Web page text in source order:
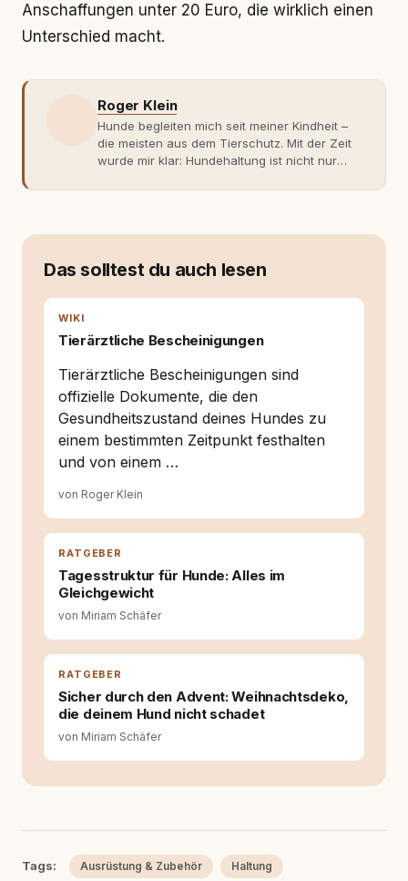
Anschaffungen unter 20 Euro, die wirklich einen
Unterschied macht.
Roger Klein
Hunde begleiten mich seit meiner Kindheit –
die meisten aus dem Tierschutz. Mit der Zeit
wurde mir klar: Hundehaltung ist nicht nur
Fachwissen. Der Wendepunkt kam mit meinem
moderner Hundeerziehung
entsteht echte Bindung dort, wo Verständnis
Entwicklung entstand rundum.dog – ein
Wissens- und Serviceportal für
Hundehalter:innen in Deutschland, Österreich
und der Schweiz. Meine Überzeugung:
Tierschutz beginnt mit Wissen. Wer seinen
Hund versteht, trifft bessere Entscheidungen –
für ein Zusammenleben, das beiden guttut.
Das solltest du auch lesen
WIKI
Tierärztliche Bescheinigungen
Tierärztliche Bescheinigungen sind
offizielle Dokumente, die den
Gesundheitszustand deines Hundes zu
einem bestimmten Zeitpunkt festhalten
und von einem …
von Roger Klein
RATGEBER
Tagesstruktur für Hunde: Alles im
Gleichgewicht
von Miriam Schäfer
RATGEBER
Sicher durch den Advent: Weihnachtsdeko,
die deinem Hund nicht schadet
von Miriam Schäfer
Tags: Ausrüstung & Zubehör Haltung